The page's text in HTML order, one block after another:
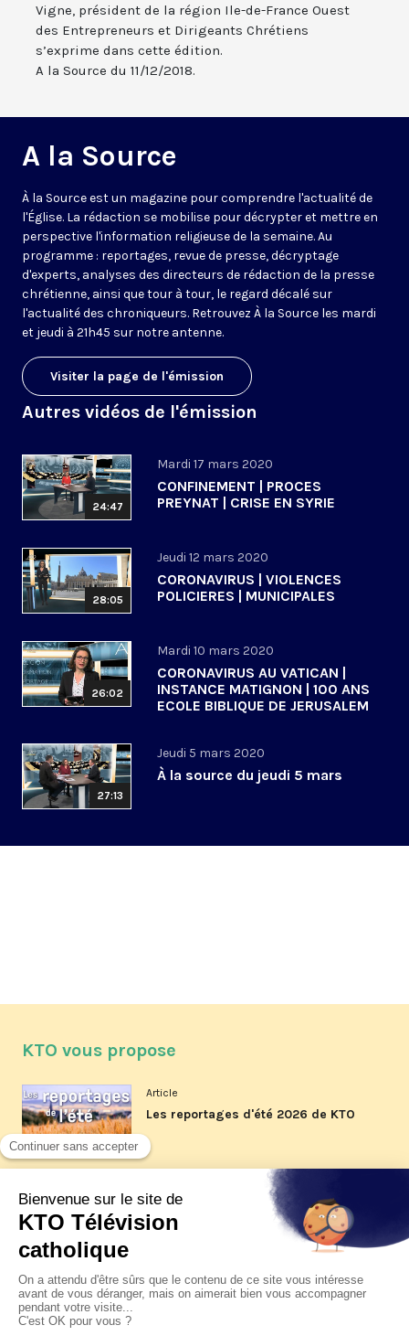
Vigne, président de la région Ile-de-France Ouest
des Entrepreneurs et Dirigeants Chrétiens
s’exprime dans cette édition.
A la Source du 11/12/2018.
A la Source
À la Source est un magazine pour comprendre l'actualité de
l'Église. La rédaction se mobilise pour décrypter et mettre en
perspective l'information religieuse de la semaine. Au
programme : reportages, revue de presse, décryptage
d'experts, analyses des directeurs de rédaction de la presse
chrétienne, ainsi que tour à tour, le regard décalé sur
l'actualité des chroniqueurs. Retrouvez À la Source les mardi
et jeudi à 21h45 sur notre antenne.
Visiter la page de l'émission
Autres vidéos de l'émission
24:47
Mardi 17 mars 2020
CONFINEMENT | PROCES
PREYNAT | CRISE EN SYRIE
28:05
Jeudi 12 mars 2020
CORONAVIRUS | VIOLENCES
POLICIERES | MUNICIPALES
26:02
Mardi 10 mars 2020
CORONAVIRUS AU VATICAN |
INSTANCE MATIGNON | 100 ANS
ECOLE BIBLIQUE DE JERUSALEM
27:13
Jeudi 5 mars 2020
À la source du jeudi 5 mars
KTO vous propose
Article
Les reportages d'été 2026 de KTO
La visite pastorale du pape Léon
XIV à Assise à suivre sur KTO le
jeudi 6 août
Le pape en Uruguay, Argentine et
Pérou du 6 au 17 novembre 2026